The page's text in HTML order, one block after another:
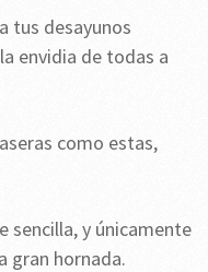
tus desayunos
envidia de todas a
como estas,
sencilla, y únicamente
gran hornada.